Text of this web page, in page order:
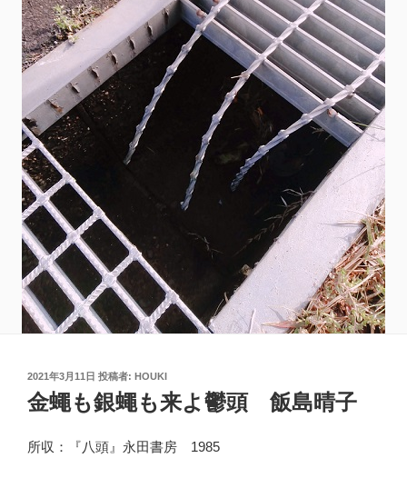
投
稿
日:
2021年3月11日 投稿者: HOUKI
金蠅も銀蠅も来よ鬱頭 飯島晴子
所収：『八頭』永田書房 1985